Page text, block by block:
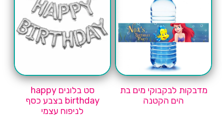
מדבקות לבקבוקי מים בת
הים הקטנה
סט בלונים happy
birthday בצבע כסף
לניפוח עצמי